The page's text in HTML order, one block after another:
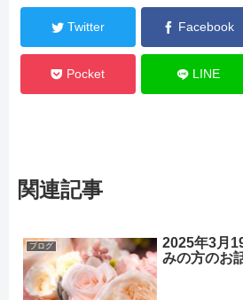
Twitter Facebook
Pocket LINE
関連記事
ブログ
2025年3月
みの方のお